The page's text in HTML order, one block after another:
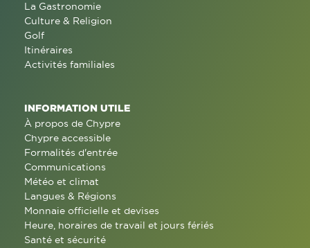
La Gastronomie
Culture & Religion
Golf
Itinéraires
Activités familiales
INFORMATION UTILE
À propos de Chypre
Chypre accessible
Formalités d'entrée
Communications
Météo et climat
Langues & Régions
Monnaie officielle et devises
Heure, horaires de travail et jours fériés
Santé et sécurité